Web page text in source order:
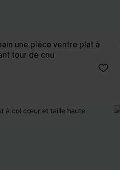
une pièce ventre plat à
tour de cou